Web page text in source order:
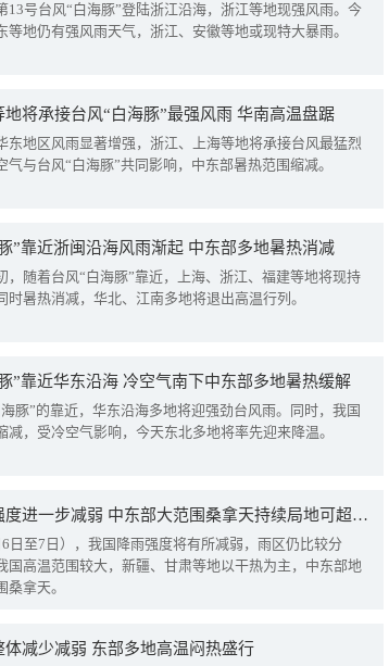
13号台风“白海豚”登陆浙江沿海，浙江等地现强风雨。今
等地仍有强风雨天气，浙江、安徽等地或现特大暴雨。
地将承接台风“白海豚”最强风雨 华南高温盘踞
东地区风雨显著增强，浙江、上海等地将承接台风最猛烈
气与台风“白海豚”共同影响，中东部暑热范围缩减。
”靠近浙闽沿海风雨渐起 中东部多地暑热消减
，随着台风“白海豚”靠近，上海、浙江、福建等地将现持
时暑热消减，华北、江南多地将退出高温行列。
”靠近华东沿海 冷空气南下中东部多地暑热缓解
豚”的靠近，华东沿海多地将迎强劲台风雨。同时，我国
减，受冷空气影响，今天东北多地将率先迎来降温。
我国降雨强度进一步减弱 中东部大范围桑拿天持续局地可超38℃
日至7日），我国降雨强度将有所减弱，雨区仍比较分
国高温范围较大，新疆、甘肃等地以干热为主，中东部地
桑拿天。
体减少减弱 东部多地高温闷热盛行